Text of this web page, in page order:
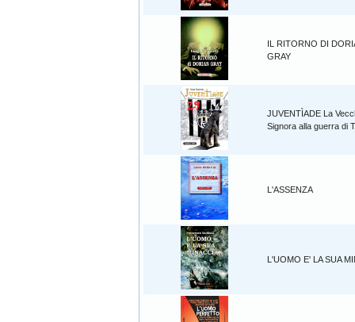
IL RITORNO DI
GRAY
JUVENTÌADE La
Signora alla guerra di
L'ASSENZA
L'UOMO E' LA SUA